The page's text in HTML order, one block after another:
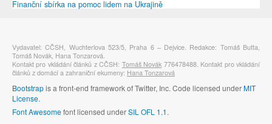
Finanční sbírka na pomoc lidem na Ukrajině
Vydavatel: CČSH, Wuchterlova 523/5, Praha 6 – Dejvice. Redakce: Tomáš Butta,
Tomáš Novák, Hana Tonzarová.
Kontakt pro vkládání článků z CČSH: Tomáš Novák 776478488. Kontakt pro vkládání
článků z domácí a zahraniční ekumeny: Hana Tonzarová
Bootstrapis a front-end framework of Twitter, Inc. Code licensed underMIT
License.
Font Awesomefont licensed underSIL OFL 1.1.